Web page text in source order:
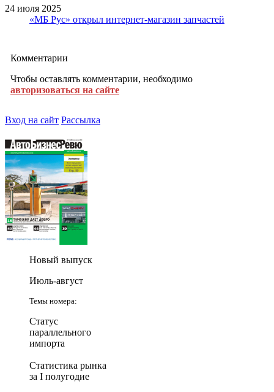
24 июля 2025
«МБ Рус» открыл интернет-магазин запчастей
Комментарии
Чтобы оставлять комментарии, необходимо
авторизоваться на сайте
Вход на сайт Рассылка
Новый выпуск
Июль-август
Темы номера:
Статус
параллельного
импорта
Статистика рынка
за I полугодие